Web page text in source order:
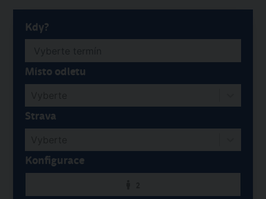
Kdy?
Místo odletu
Strava
Konfigurace